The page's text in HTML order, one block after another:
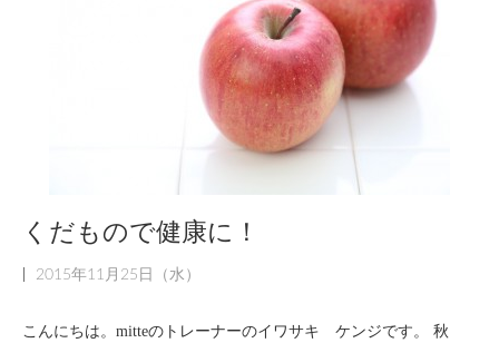
くだもので健康に！
2015年11月25日（水）
こんにちは。mitteのトレーナーのイワサキ ケンジです。 秋